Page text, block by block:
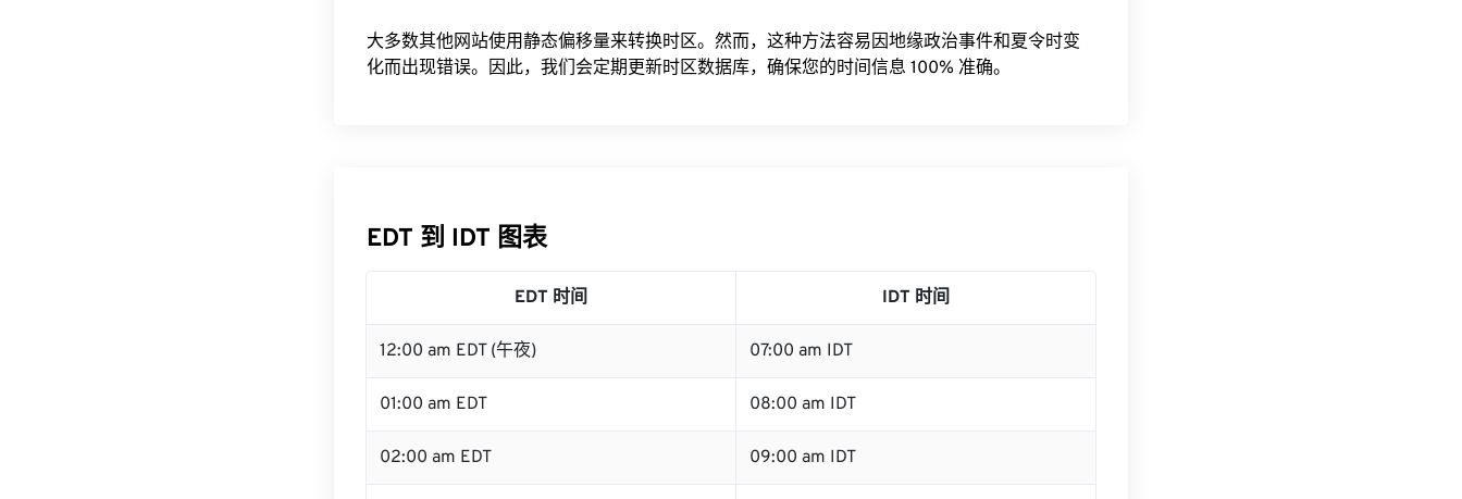
大多数其他网站使用静态偏移量来转换时区。然而，这种方法容易因地缘政治事件和夏令时变
化而出现错误。因此，我们会定期更新时区数据库，确保您的时间信息 100% 准确。
EDT 到 IDT 图表
EDT 时间 IDT 时间
12:00 am EDT (午夜) 07:00 am IDT
01:00 am EDT 08:00 am IDT
02:00 am EDT 09:00 am IDT